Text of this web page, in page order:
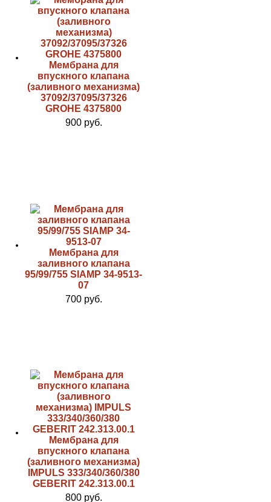
Мембрана для
впускного клапана
(заливного механизма)
37092/37095/37326
GROHE 4375800
900 руб.
Мембрана для
заливного клапана
95/99/755 SIAMP 34-9513-
07
700 руб.
Мембрана для
впускного клапана
(заливного механизма)
IMPULS 333/340/360/380
GEBERIT 242.313.00.1
800 руб.